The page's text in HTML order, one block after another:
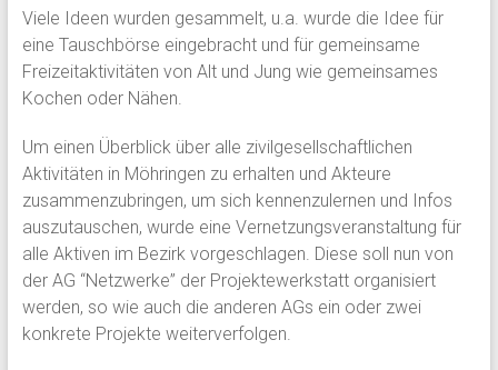
Viele Ideen wurden gesammelt, u.a. wurde die Idee für
eine Tauschbörse eingebracht und für gemeinsame
Freizeitaktivitäten von Alt und Jung wie gemeinsames
Kochen oder Nähen.
Um einen Überblick über alle zivilgesellschaftlichen
Aktivitäten in Möhringen zu erhalten und Akteure
zusammenzubringen, um sich kennenzulernen und Infos
auszutauschen, wurde eine Vernetzungsveranstaltung für
alle Aktiven im Bezirk vorgeschlagen. Diese soll nun von
der AG “Netzwerke” der Projektewerkstatt organisiert
werden, so wie auch die anderen AGs ein oder zwei
konkrete Projekte weiterverfolgen.